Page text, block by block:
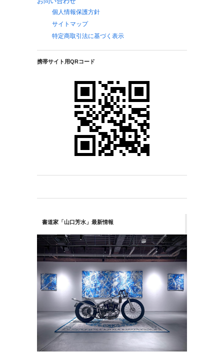
個人情報保護方針
サイトマップ
特定商取引法に基づく表示
携帯サイト用QRコード
書道家「山口芳水」最新情報